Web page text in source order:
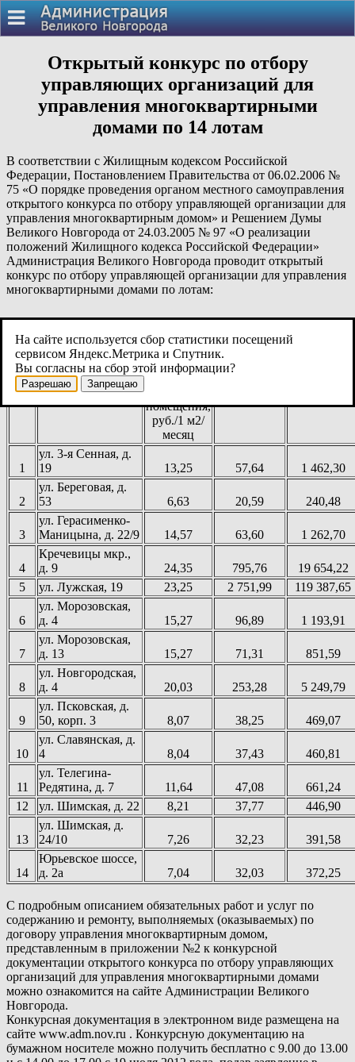
Открытый конкурс по отбору
управляющих организаций для
управления многоквартирными
домами по 14 лотам
В соответствии с Жилищным кодексом Российской
Федерации, Постановлением Правительства от 06.02.2006 №
75 «О порядке проведения органом местного самоуправления
открытого конкурса по отбору управляющей организации для
управления многоквартирным домом» и Решением Думы
Великого Новгорода от 24.03.2005 № 97 «О реализации
положений Жилищного кодекса Российской Федерации»
Администрация Великого Новгорода проводит открытый
конкурс по отбору управляющей организации для управления
многоквартирными домами по лотам:
№
лота
Адрес
многоквартирного
дома
Размер
платы за
содержание
и ремонт
помещения,
руб./1 м2/
месяц
Размер
обеспечения
заявки
1
ул. 3-я Сенная, д.
19
13,25 57,64 1 462,30
2
ул. Береговая, д.
53
6,63 20,59 240,48
3
ул. Герасименко-
Маницына, д. 22/9
14,57 63,60 1 262,70
4
Кречевицы мкр.,
д. 9
24,35 795,76
19 654,22
5
ул. Лужская, 19 23,25 2 751,99 119 387,65
6
ул. Морозовская,
д. 4
15,27 96,89 1 193,91
7
ул. Морозовская,
д. 13
15,27 71,31 851,59
8
ул. Новгородская,
д. 4
20,03 253,28 5 249,79
9
ул. Псковская, д.
50, корп. 3
8,07 38,25 469,07
10
ул. Славянская, д.
4
8,04 37,43 460,81
11
ул. Телегина-
Редятина, д. 7
11,64 47,08
661,24
12
ул. Шимская, д. 22 8,21 37,77 446,90
13
ул. Шимская, д.
24/10
7,26 32,23 391,58
14
Юрьевское шоссе,
д. 2а
7,04 32,03 372,25
С подробным описанием обязательных работ и услуг по
содержанию и ремонту, выполняемых (оказываемых) по
договору управления многоквартирным домом,
представленным в приложении №2 к конкурсной
документации открытого конкурса по отбору управляющих
организаций для управления многоквартирными домами
можно ознакомится на сайте Администрации Великого
Новгорода.
Конкурсная документация в электронном виде размещена на
сайте www.adm.nov.ru . Конкурсную документацию на
бумажном носителе можно получить бесплатно с 9.00 до 13.00
На сайте используется сбор статистики посещений
сервисом Яндекс.Метрика и Спутник.
Вы согласны на сбор этой информации?
Разрешаю Запрещаю